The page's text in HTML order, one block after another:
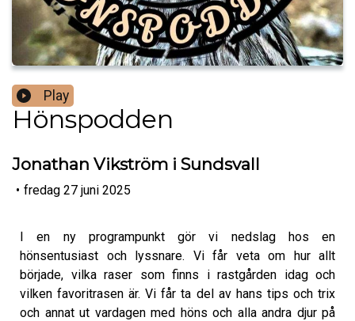
Play
Hönspodden
Jonathan Vikström i Sundsvall
• fredag 27 juni 2025
I en ny programpunkt gör vi nedslag hos en
hönsentusiast och lyssnare. Vi får veta om hur allt
började, vilka raser som finns i rastgården idag och
vilken favoritrasen är. Vi får ta del av hans tips och trix
och annat ut vardagen med höns och alla andra djur på